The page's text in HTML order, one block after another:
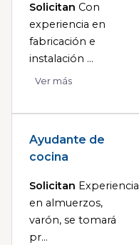
Solicitan Con
experiencia en
fabricación e
instalación ...
Ver más
Ayudante de
cocina
Solicitan Experiencia
en almuerzos,
varón, se tomará
pr...